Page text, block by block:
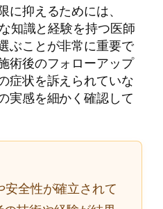
抑えるためには、
知識と経験を持つ医師
ぶことが非常に重要で
術後のフォローアップ
症状を訴えられていな
実感を細かく確認して
安全性が確立されて